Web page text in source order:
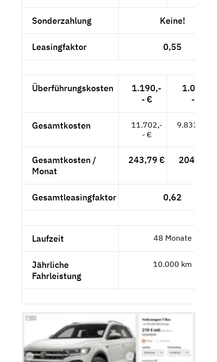
Sonderzahlung Keine!
Leasingfaktor 0,55
Überführungskosten
1.190,-
- €
1.000,-
- €
Gesamtkosten
11.702,-
- €
9.833,61 €
Gesamtkosten /
Monat
243,79 € 204,87 €
Gesamtleasingfaktor 0,62
Laufzeit 48 Monate
Jährliche
Fahrleistung
10.000 km